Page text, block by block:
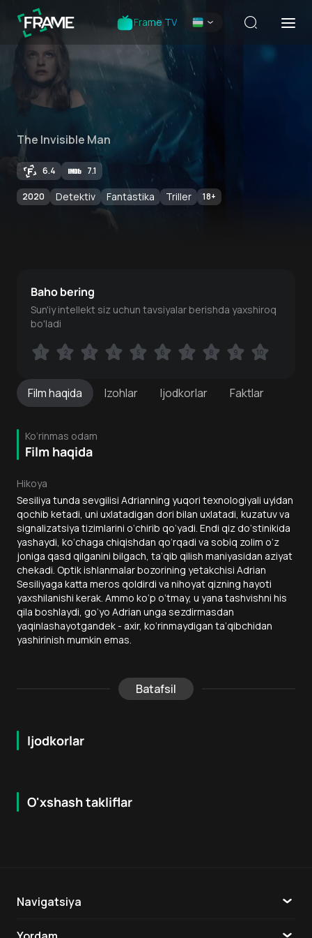
Frame TV
The Invisible Man
6.4 7.1
2020 Detektiv Fantastika Triller 18+
Filmhaqida Izohlar Ijodkorlar Faktlar
Ko‘rinmas odam
Film haqida
Hikoya
Sesiliya tunda sevgilisi Adrianning yuqori texnologiyali uyidan
qochib ketadi, uni uxlatadigan dori bilan uxlatadi, kuzatuv va
signalizatsiya tizimlarini o‘chirib qo‘yadi. Endi qiz do‘stinikida
yashaydi, ko‘chaga chiqishdan qo‘rqadi va sobiq zolim o‘z
joniga qasd qilganini bilgach, ta’qib qilish maniyasidan aziyat
chekadi. Optik ishlanmalar bozorining yetakchisi Adrian
Sesiliyaga katta meros qoldirdi va nihoyat qizning hayoti
yaxshilanishi kerak. Ammo ko‘p o‘tmay, u yana tashvishni his
qila boshlaydi, go‘yo Adrian unga sezdirmasdan
yaqinlashayotgandek - axir, ko‘rinmaydigan ta’qibchidan
yashirinish mumkin emas.
Batafsil
Ijodkorlar
Baho bering
Sun'iy intellekt siz uchun tavsiyalar berishda yaxshiroq
bo'ladi
1 2 3 4 5 6 7 8 9 10
1 2 3 4 5 6 7 8 9 10
O'xshash takliflar
18 + 6.3
Navigatsiya